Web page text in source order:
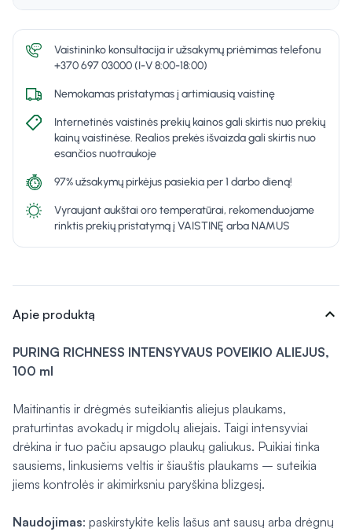
Vaistininko konsultacija ir užsakymų priėmimas telefonu
+370 697 03000 (I-V 8:00-18:00)
Nemokamas pristatymas į artimiausią vaistinę
Internetinės vaistinės prekių kainos gali skirtis nuo prekių
kainų vaistinėse. Realios prekės išvaizda gali skirtis nuo
esančios nuotraukoje
97% užsakymų pirkėjus pasiekia per 1 darbo dieną!
Vyraujant aukštai oro temperatūrai, rekomenduojame
rinktis prekių pristatymą į VAISTINĘ arba NAMUS
Apie produktą expand_more
PURING RICHNESS INTENSYVAUS POVEIKIO ALIEJUS,
100 ml
Maitinantis ir drėgmės suteikiantis aliejus plaukams,
praturtintas avokadų ir migdolų aliejais. Taigi intensyviai
drėkina ir tuo pačiu apsaugo plaukų galiukus. Puikiai tinka
sausiems, linkusiems veltis ir šiauštis plaukams – suteikia
jiems kontrolės ir akimirksniu paryškina blizgesį.
Naudojimas: paskirstykite kelis lašus ant sausų arba drėgnų